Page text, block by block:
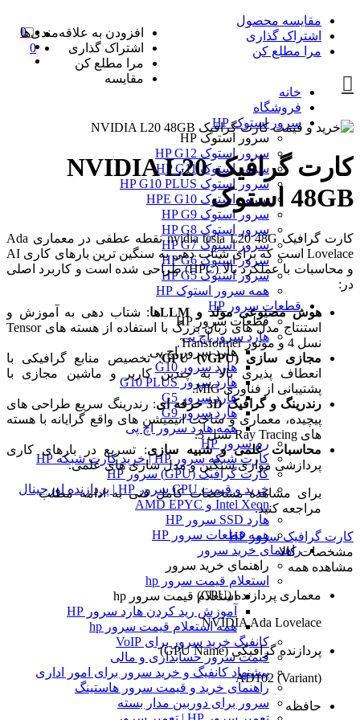
مقایسه محصول
اشتراک گذاری
مرا مطلع کن
0
0
خانه
فروشگاه
سرور استوک HP
سرور استوک HP
سرور استوک HP G12
سرور استوک HP G11
سرور استوک HP G10 PLUS
سرور استوک HPE G10
سرور استوک HP G9
سرور استوک HP G8
سرور استوک HP G7
سرور استوک HP G6
سرور استوک HP G5
همه سرور استوک HP
قطعات سرور HP
قطعات سرور HP
هارد سرور اچ پی
هارد سرور اچ پی
هارد سرور G10
هارد سرور G10 PLUS
هارد سرور G5
هارد سرور G9
همه هارد سرور اچ پی
رم سرور HP
کارت شبکه سرور HP | خرید کارت شبکه HP
کارت گرافیک (GPU) سرور HP
خرید و قیمت CPU سرور HP | پردازنده اورجینال
Intel Xeon و AMD EPYC
هارد SSD سرور HP
همه قطعات سرور HP
راهنمای خرید سرور
راهنمای خرید سرور
استعلام قیمت سرور hp
استعلام قیمت سرور hp
آموزش ريد كردن هارد سرور HP
همه استعلام قیمت سرور hp
کانفیگ خرید سرور برای VoIP
قیمت سرور حسابداری و مالی
پیشنهاد کانفیگ و خرید سرور برای امور اداری
راهنمای خرید و قیمت سرور هاستینگ
سرور برای دوربین مدار بسته
افزودن به علاقه‌مندی‌ها
اشتراک گذاری
مرا مطلع کن
مقایسه
کارت گرافیک NVIDIA L20
48GB استوک
کارت گرافیک nvidia tesla L20 48G نقطه عطفی در معماری Ada
Lovelace است که برای شتاب دهی به سنگین ترین بارهای کاری AI
و محاسبات با عملکرد بالا (HPC) طراحی شده است و کاربرد اصلی
در:
هوش مصنوعی مولد و LLMها
: شتاب دهی به آموزش و
استنتاج مدل های زبان بزرگ با استفاده از هسته های Tensor
نسل 4 و موتور Transformer.
مجازی سازی GPU (vGPU)
: تخصیص منابع گرافیکی با
انعطاف پذیری بالا به چندین کاربر و ماشین مجازی با
پشتیبانی از فناوری MIG.
رندرینگ و گرافیک 3D حرفه ای
: رندرینگ سریع طراحی های
پیچیده، معماری و ساخت انیمیشن های واقع گرایانه با هسته
های Ray Tracing نسل 3.
محاسبات علمی و شبیه سازی: تسریع در بارهای کاری
پردازشی موازی سنگین و مدل سازی های علمی.
برای مشاهده مشخصات کامل فنی به ادامه مطلب
مراجعه کنید.
کارت گرافیک سرور HP
مشخصات کالا
مشاهده همه
معماری پردازنده (GPU)
NVIDIA Ada Lovelace
پردازنده گرافیکی (GPU Name)
AD102 (Variant)
حافظه